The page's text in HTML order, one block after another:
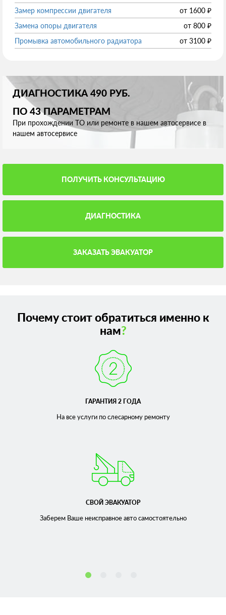
Замер компрессии двигателя
от 1600 ₽
Замена опоры двигателя
от 800 ₽
Промывка автомобильного радиатора
от 3100 ₽
ДИАГНОСТИКА 490 РУБ.
ПО 43 ПАРАМЕТРАМ
При прохождении ТО или ремонте в нашем автосервисе в
нашем автосервисе
ПОЛУЧИТЬ КОНСУЛЬТАЦИЮ
ДИАГНОСТИКА
ЗАКАЗАТЬ ЭВАКУАТОР
Почему стоит обратиться именно к
нам?
ГАРАНТИЯ 2 ГОДА
На все услуги по слесарномуремонту
СВОЙ ЭВАКУАТОР
Заберем Ваше неисправноеавто самостоятельно